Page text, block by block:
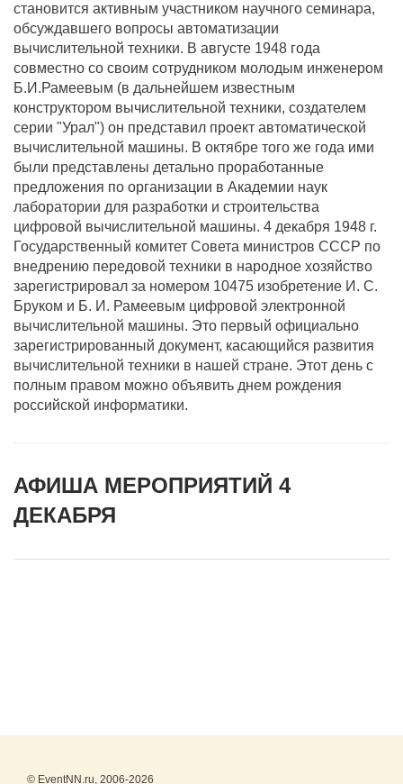
становится активным участником научного семинара,
обсуждавшего вопросы автоматизации
вычислительной техники. В августе 1948 года
совместно со своим сотрудником молодым инженером
Б.И.Рамеевым (в дальнейшем известным
конструктором вычислительной техники, создателем
серии "Урал") он представил проект автоматической
вычислительной машины. В октябре того же года ими
были представлены детально проработанные
предложения по организации в Академии наук
лаборатории для разработки и строительства
цифровой вычислительной машины. 4 декабря 1948 г.
Государственный комитет Совета министров СССР по
внедрению передовой техники в народное хозяйство
зарегистрировал за номером 10475 изобретение И. С.
Бруком и Б. И. Рамеевым цифровой электронной
вычислительной машины. Это первый официально
зарегистрированный документ, касающийся развития
вычислительной техники в нашей стране. Этот день с
полным правом можно объявить днем рождения
российской информатики.
АФИША МЕРОПРИЯТИЙ 4
ДЕКАБРЯ
© EventNN.ru, 2006-2026